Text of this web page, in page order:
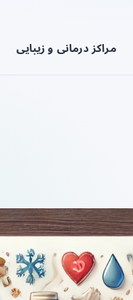
مراکز درمانی و زیبایی